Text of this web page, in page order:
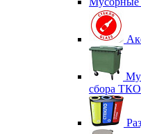
сбора ТКО